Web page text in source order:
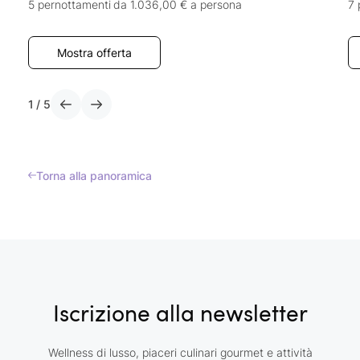
5 pernottamentida 1.036,00 € a persona
Mostra offerta
7
1 / 5
Torna alla panoramica
Iscrizione alla newsletter
Wellness di lusso, piaceri culinari gourmet e attività